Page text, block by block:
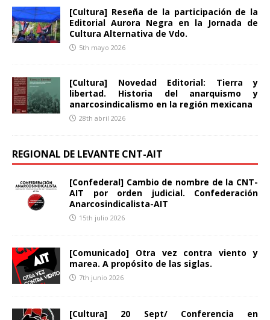
[Cultura] Reseña de la participación de la
Editorial Aurora Negra en la Jornada de
Cultura Alternativa de Vdo.
5th mayo 2026
[Cultura] Novedad Editorial: Tierra y
libertad. Historia del anarquismo y
anarcosindicalismo en la región mexicana
28th abril 2026
REGIONAL DE LEVANTE CNT-AIT
[Confederal] Cambio de nombre de la CNT-
AIT por orden judicial. Confederación
Anarcosindicalista-AIT
15th julio 2026
[Comunicado] Otra vez contra viento y
marea. A propósito de las siglas.
7th junio 2026
[Cultura] 20 Sept/ Conferencia en